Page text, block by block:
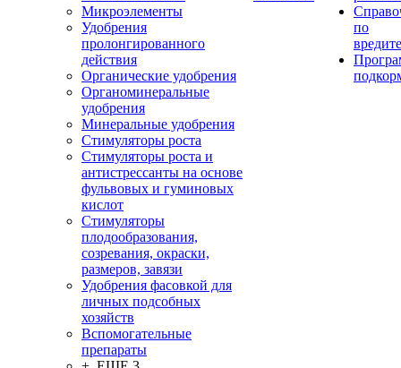
Микроэлементы
Удобрения
пролонгированного
действия
Органические удобрения
Органоминеральные
удобрения
Минеральные удобрения
Стимуляторы роста
Стимуляторы роста и
антистрессанты на основе
фульвовых и гуминовых
кислот
Стимуляторы
плодообразования,
созревания, окраски,
размеров, завязи
Удобрения фасовкой для
личных подсобных
хозяйств
Вспомогательные
препараты
по